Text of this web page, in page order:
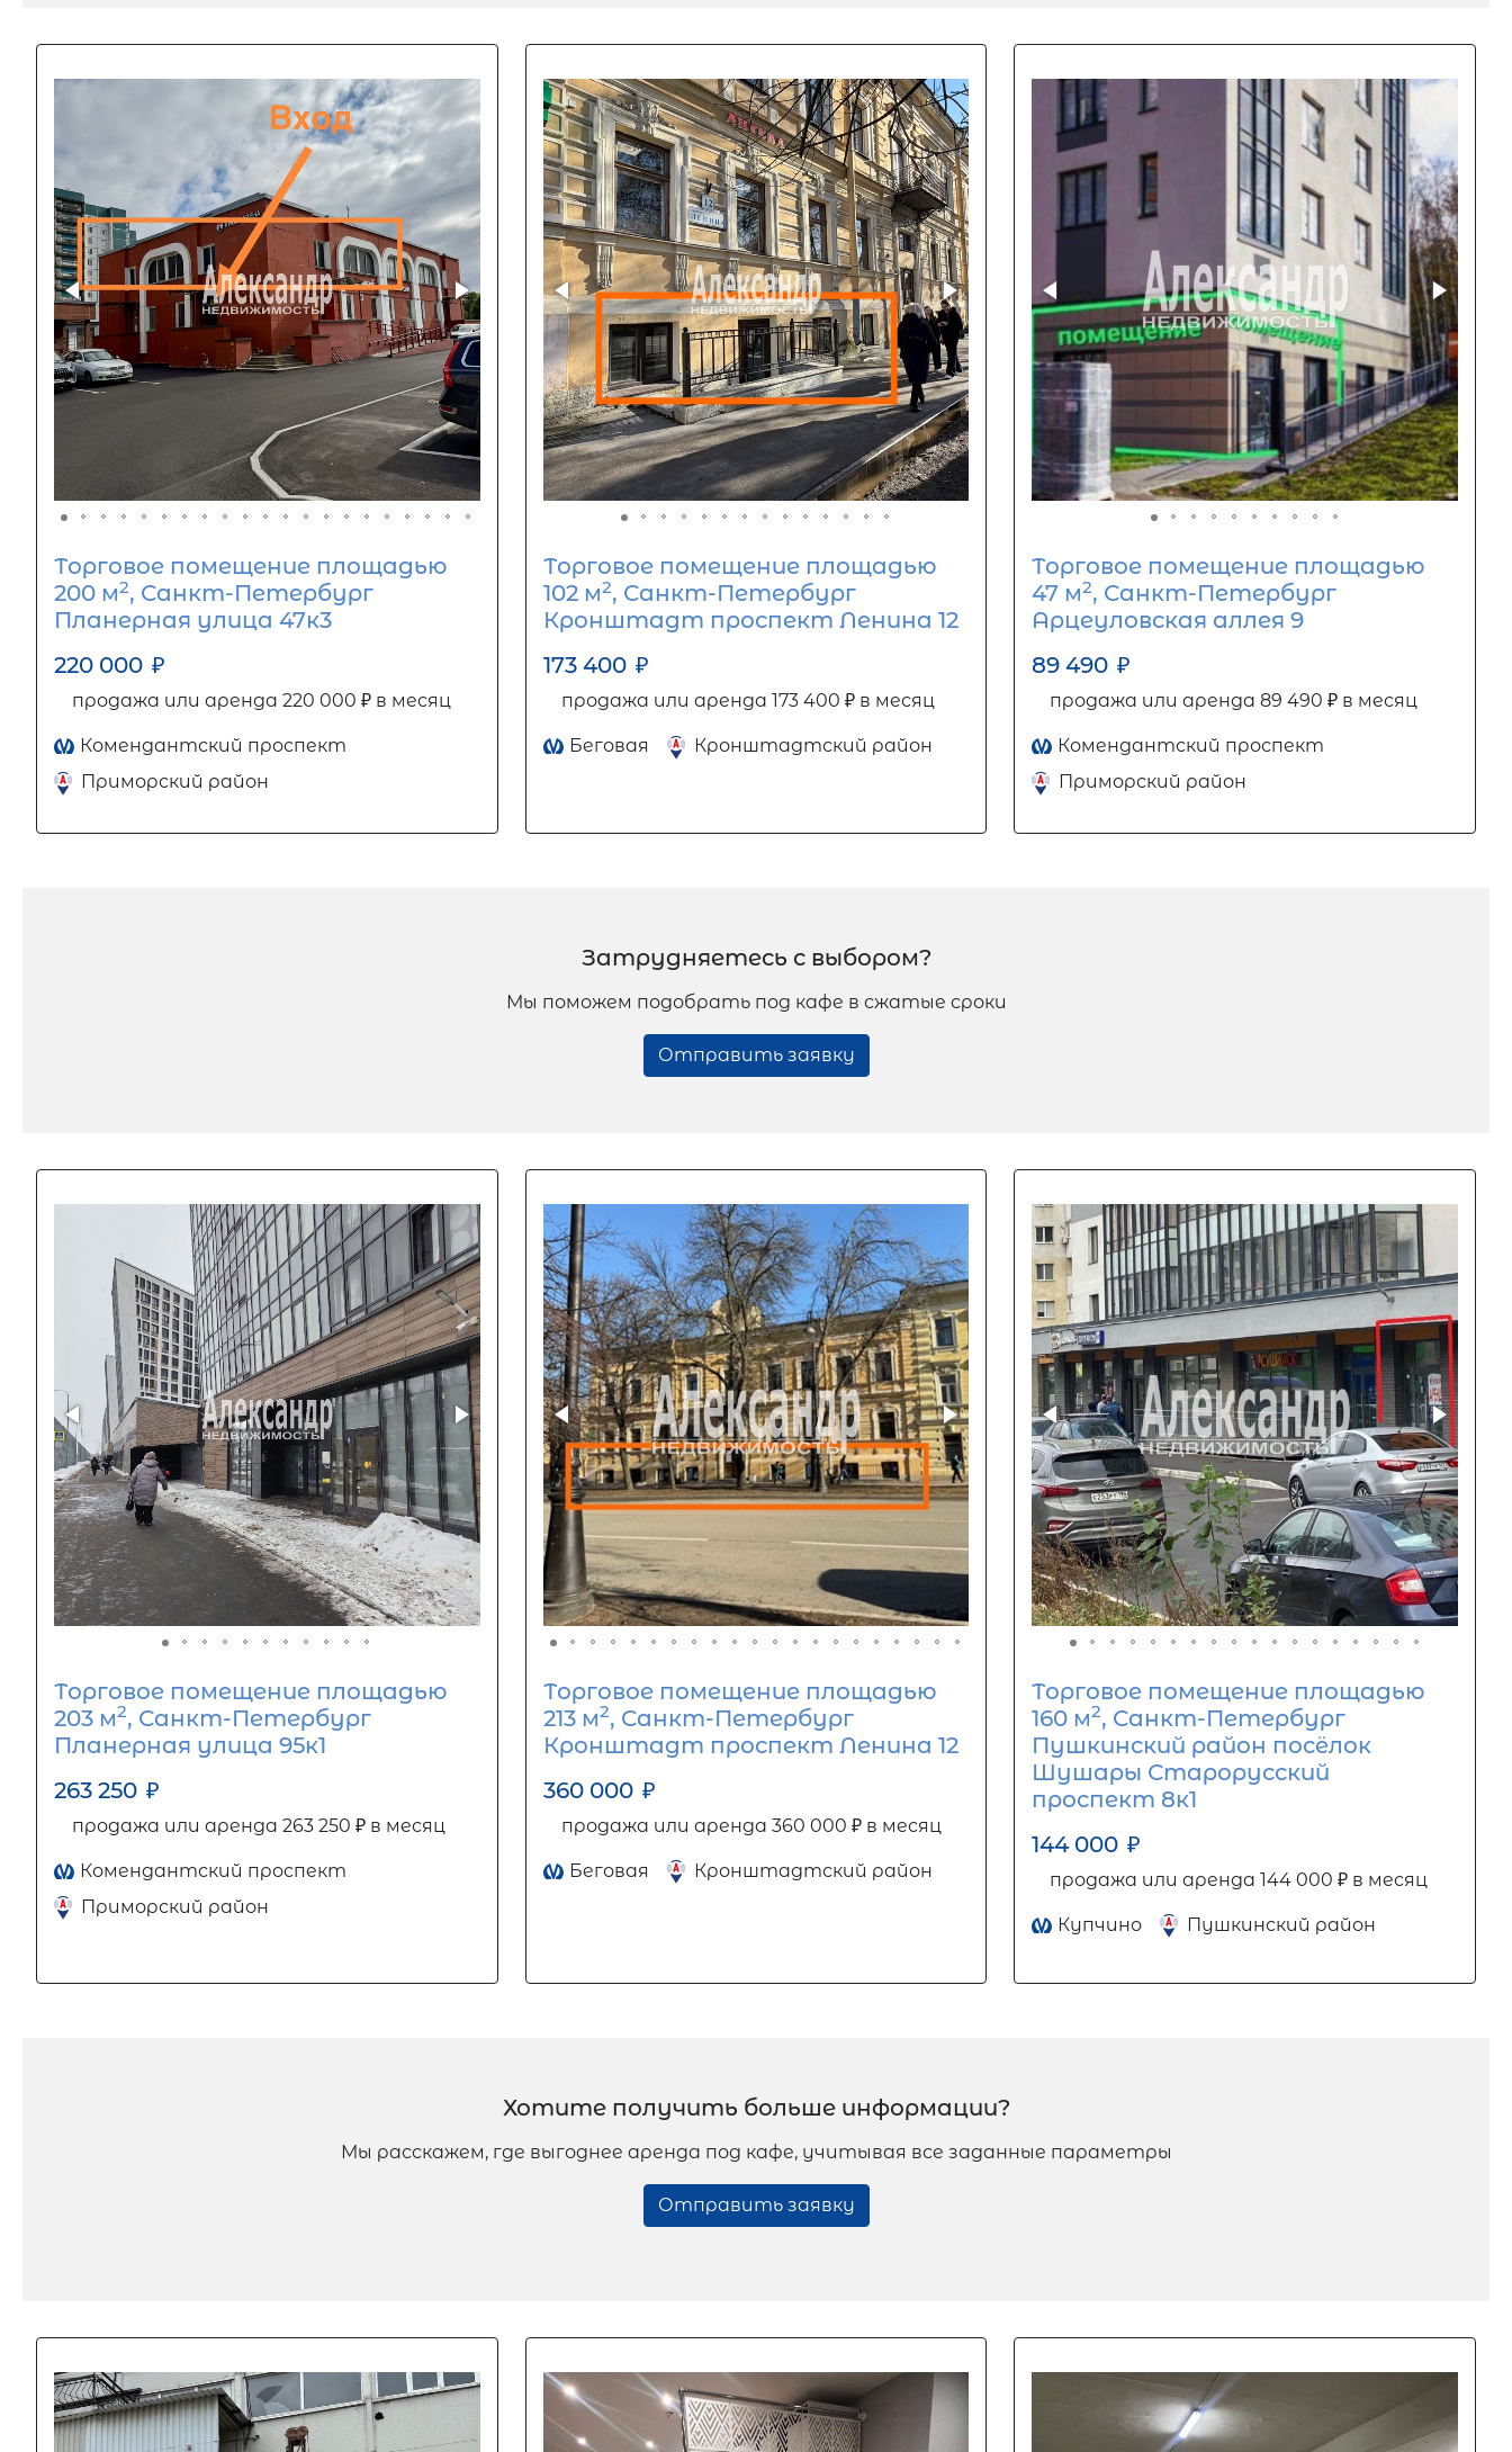
Торговое помещение площадью
200 м2, Санкт-Петербург
Планерная улица 47к3
220 000 ₽
продажа или аренда 220 000 ₽ в месяц
Комендантский проспект
Приморский район
Торговое помещение площадью
102 м2, Санкт-Петербург
Кронштадт проспект Ленина 12
173 400 ₽
продажа или аренда 173 400 ₽ в месяц
Беговая Кронштадтский район
Торговое помещение площадью
47 м2, Санкт-Петербург
Арцеуловская аллея 9
89 490 ₽
продажа или аренда 89 490 ₽ в месяц
Комендантский проспект
Приморский район
Затрудняетесь с выбором?
Мы поможем подобрать под кафе в сжатые сроки
Отправить заявку
Торговое помещение площадью
203 м2, Санкт-Петербург
Планерная улица 95к1
263 250 ₽
продажа или аренда 263 250 ₽ в месяц
Комендантский проспект
Приморский район
Торговое помещение площадью
213 м2, Санкт-Петербург
Кронштадт проспект Ленина 12
360 000 ₽
продажа или аренда 360 000 ₽ в месяц
Беговая Кронштадтский район
Торговое помещение площадью
160 м2, Санкт-Петербург
Пушкинский район посёлок
Шушары Старорусский
проспект 8к1
144 000 ₽
продажа или аренда 144 000 ₽ в месяц
Купчино Пушкинский район
Хотите получить больше информации?
Мы расскажем, где выгоднее аренда под кафе, учитывая все заданные параметры
Отправить заявку